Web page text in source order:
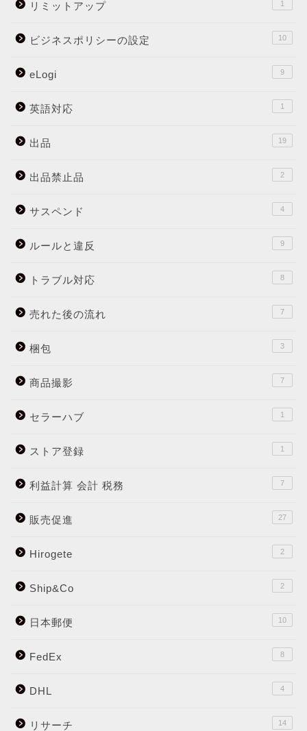
リミットアップ 1
ビジネスポリシーの設定 10
eLogi 9
英語対応 1
出品 19
出品禁止品 2
サスペンド 4
ルールと違反 9
トラブル対応 8
売れた後の流れ 7
梱包 3
商品撮影 7
セラーハブ 1
ストア登録 1
利益計算 会計 税務 7
販売促進 27
Hirogete 2
Ship&Co 2
日本郵便 10
FedEx 8
DHL 4
リサーチ 14